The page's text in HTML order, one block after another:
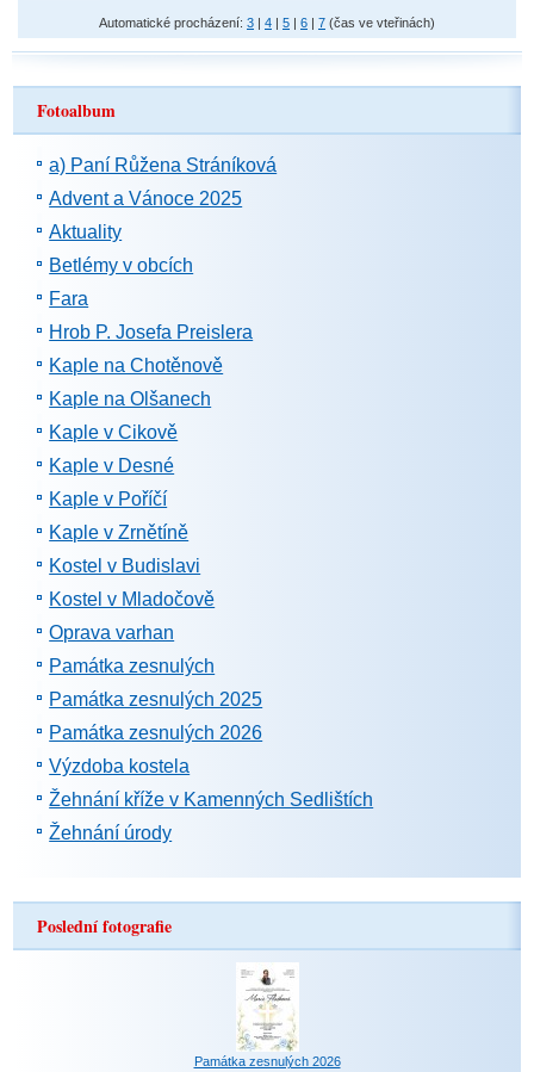
Automatické procházení: 3 | 4 | 5 | 6 | 7 (čas ve vteřinách)
Fotoalbum
a) Paní Růžena Stráníková
Advent a Vánoce 2025
Aktuality
Betlémy v obcích
Fara
Hrob P. Josefa Preislera
Kaple na Chotěnově
Kaple na Olšanech
Kaple v Cikově
Kaple v Desné
Kaple v Poříčí
Kaple v Zrnětíně
Kostel v Budislavi
Kostel v Mladočově
Oprava varhan
Památka zesnulých
Památka zesnulých 2025
Památka zesnulých 2026
Výzdoba kostela
Žehnání kříže v Kamenných Sedlištích
Žehnání úrody
Poslední fotografie
Památka zesnulých 2026